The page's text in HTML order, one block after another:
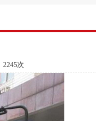
2245次